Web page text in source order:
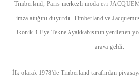
Timberland, Paris merkezli moda evi
imza attığını duyurdu. Timberland ve
ikonik 3-Eye Tekne Ayakkabısının yenilenen
araya geldi.
İlk olarak 1978'de Timberland tarafından